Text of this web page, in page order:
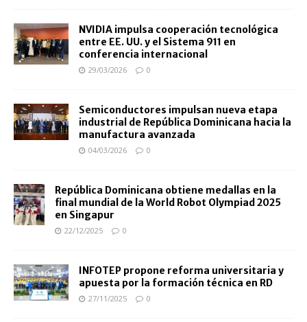
NVIDIA impulsa cooperación tecnológica
entre EE. UU. y el Sistema 911 en
conferencia internacional
29/03/2026 0
Semiconductores impulsan nueva etapa
industrial de República Dominicana hacia la
manufactura avanzada
04/03/2026 0
República Dominicana obtiene medallas en la
final mundial de la World Robot Olympiad 2025
en Singapur
22/12/2025 0
INFOTEP propone reforma universitaria y
apuesta por la formación técnica en RD
27/11/2025 0